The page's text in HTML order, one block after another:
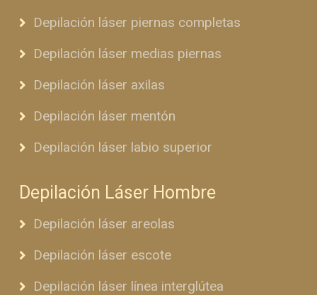
Depilación láser piernas completas
Depilación láser medias piernas
Depilación láser axilas
Depilación láser mentón
Depilación láser labio superior
Depilación Láser Hombre
Depilación láser areolas
Depilación láser escote
Depilación láser línea interglútea